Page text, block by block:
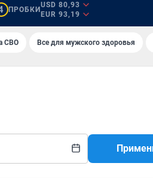
ПРОБКИ
USD 80,93
EUR 93,19
СВО Все для мужского здоровья